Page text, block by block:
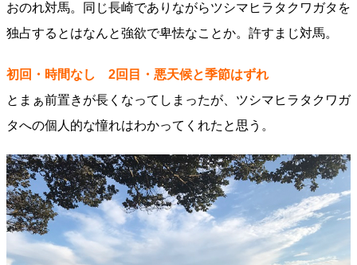
おのれ対馬。同じ長崎でありながらツシマヒラタクワガタを
独占するとはなんと強欲で卑怯なことか。許すまじ対馬。
初回・時間なし 2回目・悪天候と季節はずれ
とまぁ前置きが長くなってしまったが、ツシマヒラタクワガ
タへの個人的な憧れはわかってくれたと思う。